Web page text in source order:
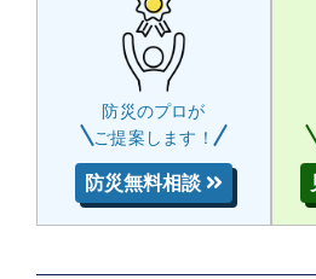
防災のプロが
ご提案します！
防災無料相談